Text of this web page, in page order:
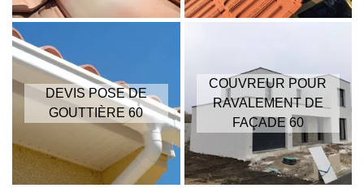
DEVIS POSE DE
GOUTTIÈRE 60
COUVREUR POUR
RAVALEMENT DE
FAÇADE 60